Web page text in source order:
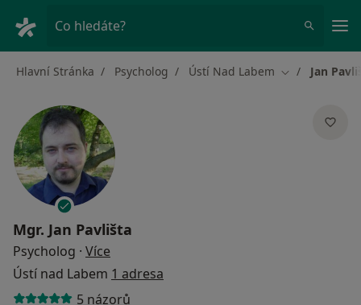
Co hledáte?
Hlavní Stránka Psycholog Ústí Nad Labem Změna města
Jan
Mgr. Jan Pavlišta
Psycholog · Více
Ústí nad Labem 1 adresa
5 názorů